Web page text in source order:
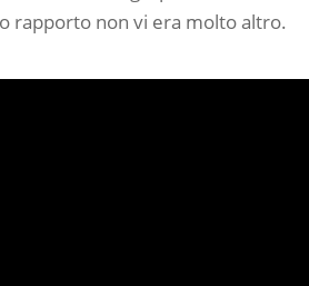
rapporto non vi era molto altro.